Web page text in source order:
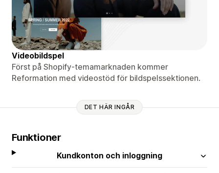
Videobildspel
Först på Shopify-temamarknaden kommer
Reformation med videostöd för bildspelssektionen.
DET HÄR INGÅR
Funktioner
Kundkonton och inloggning